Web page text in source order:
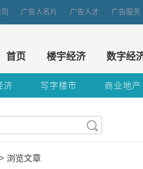
广告人名片 广告人才 广告服务
首页 楼宇经济 数字经
济 写字楼市 商业地产
> 浏览文章